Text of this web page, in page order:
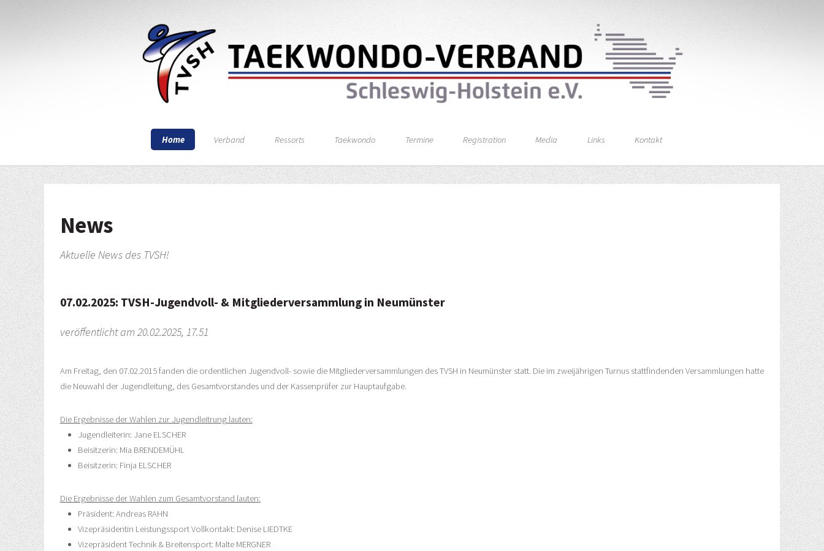
Home Verband Ressorts Taekwondo Termine Registration Media Links Kontakt
News
Aktuelle News des TVSH!
07.02.2025: TVSH-Jugendvoll- & Mitgliederversammlung in Neumünster
veröffentlicht am 20.02.2025, 17.51
Am Freitag, den 07.02.2015 fanden die ordentlichen Jugendvoll- sowie die Mitgliederversammlungen des TVSH in Neumünster statt. Die im zweijährigen Turnus stattfindenden Versammlungen hatte
die Neuwahl der Jugendleitung, des Gesamtvorstandes und der Kassenprüfer zur Hauptaufgabe.
Die Ergebnisse der Wahlen zur Jugendleitrung lauten:
Jugendleiterin: Jane ELSCHER
Beisitzerin: Mia BRENDEMÜHL
Beisitzerin: Finja ELSCHER
Die Ergebnisse der Wahlen zum Gesamtvorstand lauten:
Präsident: Andreas RAHN
Vizepräsidentin Leistungssport Vollkontakt: Denise LIEDTKE
Vizepräsident Technik & Breitensport: Malte MERGNER